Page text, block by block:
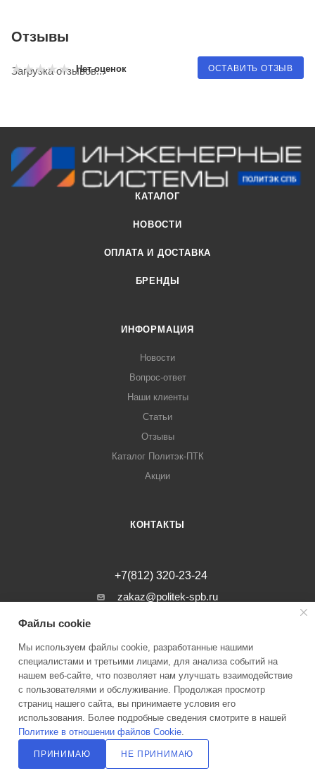
Отзывы
Нет оценок ОСТАВИТЬ ОТЗЫВ
Загрузка отзывов...
КАТАЛОГ
НОВОСТИ
ОПЛАТА И ДОСТАВКА
БРЕНДЫ
ИНФОРМАЦИЯ
Новости
Вопрос-ответ
Наши клиенты
Статьи
Отзывы
Каталог Политэк-ПТК
Акции
КОНТАКТЫ
+7(812) 320-23-24
zakaz@politek-spb.ru
г. Санкт-Петербург, Минеральная ул, д.
2026 © Инженерные системы Политэк СПБ Все права защищены
Файлы cookie
Мы используем файлы cookie, разработанные нашими
специалистами и третьими лицами, для анализа событий на
нашем веб-сайте, что позволяет нам улучшать взаимодействие
с пользователями и обслуживание. Продолжая просмотр
страниц нашего сайта, вы принимаете условия его
использования. Более подробные сведения смотрите в нашей
Политике в отношении файлов Cookie.
ПРИНИМАЮ НЕ ПРИНИМАЮ